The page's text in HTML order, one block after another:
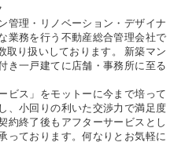
管理・リノベーション・デザイナ
業務を行う不動産総合管理会社で
取り扱いしております。 新築マン
き一戸建てに店舗・事務所に至る
ビス」をモットーに今まで培って
、小回りの利いた交渉力で満足度
約終了後もアフターサービスとし
っております。何なりとお気軽に